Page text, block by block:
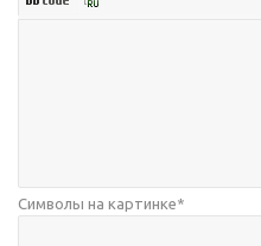
Символы на картинке*